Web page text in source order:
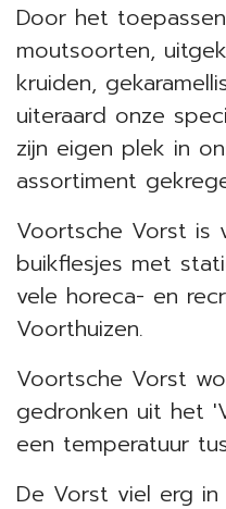
Door het
moutsoorten,
kruiden,
uiteraard onze
zijn eigen plek in
assortiment
Voortsche Vorst is
buikflesjes met
vele horeca- en
Voorthuizen.
Voortsche Vorst
gedronken uit het
een temperatuur
De Vorst viel erg